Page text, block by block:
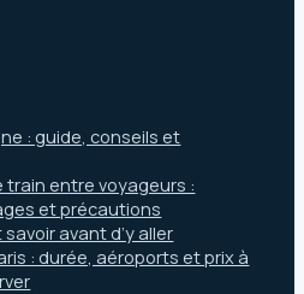
: guide, conseils et
train entre voyageurs :
et précautions
avant d’y aller
: durée, aéroports et prix à